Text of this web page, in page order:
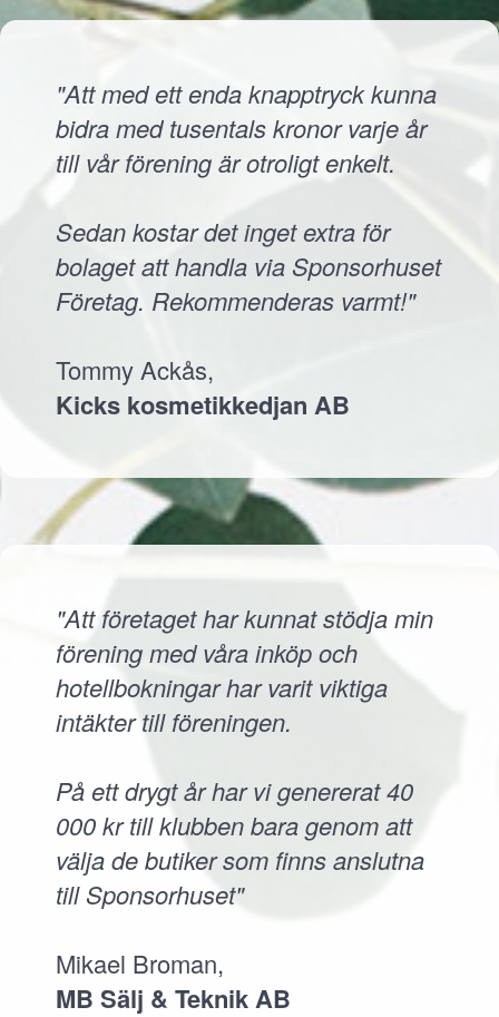
"Att med ett enda knapptryck kunna
bidra med tusentals kronor varje år
till vår förening är otroligt enkelt.
Sedan kostar det inget extra för
bolaget att handla via Sponsorhuset
Företag. Rekommenderas varmt!"
Tommy Ackås,
Kicks kosmetikkedjan AB
"Att företaget har kunnat stödja min
förening med våra inköp och
hotellbokningar har varit viktiga
intäkter till föreningen.
På ett drygt år har vi genererat 40
000 kr till klubben bara genom att
välja de butiker som finns anslutna
till Sponsorhuset"
Mikael Broman,
MB Sälj & Teknik AB